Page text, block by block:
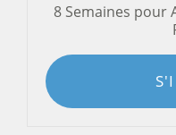
8 Semaines pour